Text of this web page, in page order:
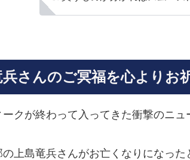
さんのご冥福を心よりお
クが終わって入ってきた衝撃のニュ
上島竜兵さんがお亡くなりになった